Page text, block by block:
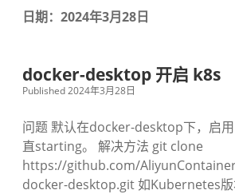
日期：2024年3月28日
docker-desktop 开启 k8s
Published 2024年3月28日
问题 默认在docker-desktop下，启
直starting。 解决方法 git clone
https://github.com/
docker-desktop.git 如Kubernetes